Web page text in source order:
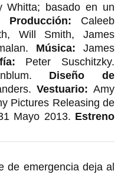
Whitta; basado en un
Producción: Caleeb
Will Smith, James
Música:James
Peter Suschitzky.
Diseño de
Vestuario: Amy
Pictures Releasing de
Mayo 2013. Estreno
de emergencia deja al